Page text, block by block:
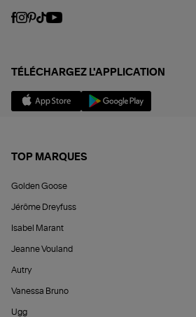
TÉLÉCHARGEZ L'APPLICATION
TOP MARQUES
Golden Goose
Jérôme Dreyfuss
Isabel Marant
Jeanne Vouland
Autry
Vanessa Bruno
Ugg